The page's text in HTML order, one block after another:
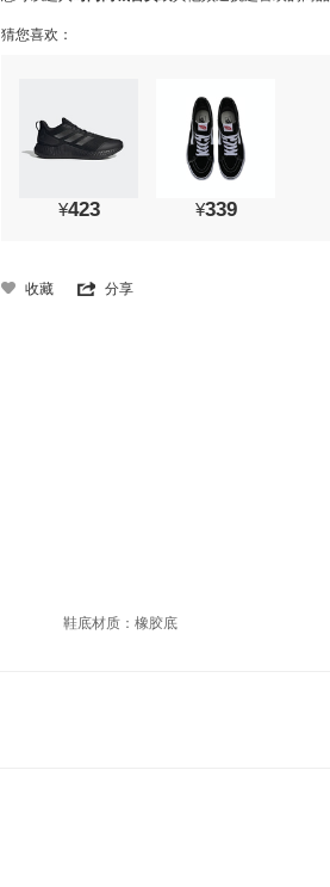
猜您喜欢：
¥423 ¥339
收藏 分享
鞋底材质：橡胶底